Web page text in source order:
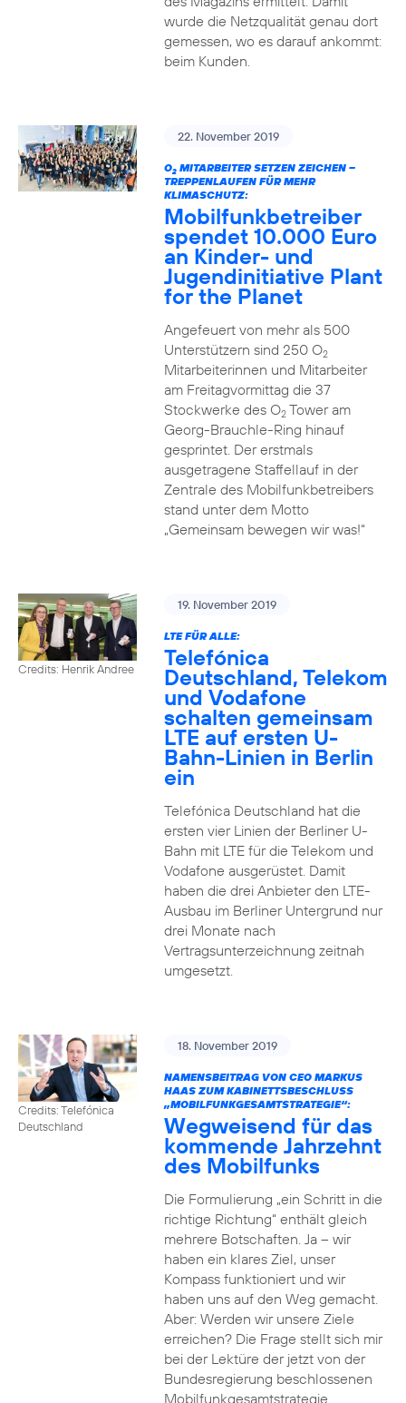
wurde die Netzqualität genau dort
gemessen, wo es darauf ankommt:
beim Kunden.
22. November 2019
O2MITARBEITER SETZEN ZEICHEN –
TREPPENLAUFEN FÜR MEHR
KLIMASCHUTZ:
Mobilfunkbetreiber
spendet 10.000 Euro
an Kinder- und
Jugendinitiative Plant
for the Planet
Angefeuert von mehr als 500
Unterstützern sind 250 O2
Mitarbeiterinnen und Mitarbeiter
am Freitagvormittag die 37
Stockwerke des O2Tower am
Georg-Brauchle-Ring hinauf
gesprintet. Der erstmals
ausgetragene Staffellauf in der
Zentrale des Mobilfunkbetreibers
stand unter dem Motto
„Gemeinsam bewegen wir was!“
Credits: Henrik Andree
19. November 2019
LTE FÜR ALLE:
Telefónica
Deutschland, Telekom
und Vodafone
schalten gemeinsam
LTE auf ersten U-
Bahn-Linien in Berlin
ein
Telefónica Deutschland hat die
ersten vier Linien der Berliner U-
Bahn mit LTE für die Telekom und
Vodafone ausgerüstet. Damit
haben die drei Anbieter den LTE-
Ausbau im Berliner Untergrund nur
drei Monate nach
Vertragsunterzeichnung zeitnah
umgesetzt.
Credits: Telefónica
Deutschland
18. November 2019
NAMENSBEITRAG VON CEO MARKUS
HAAS ZUM KABINETTSBESCHLUSS
„MOBILFUNKGESAMTSTRATEGIE“:
Wegweisend für das
kommende Jahrzehnt
des Mobilfunks
Die Formulierung „ein Schritt in die
richtige Richtung“ enthält gleich
mehrere Botschaften. Ja – wir
haben ein klares Ziel, unser
Kompass funktioniert und wir
haben uns auf den Weg gemacht.
Aber: Werden wir unsere Ziele
erreichen? Die Frage stellt sich mir
bei der Lektüre der jetzt von der
Bundesregierung beschlossenen
Mobilfunkgesamtstrategie.